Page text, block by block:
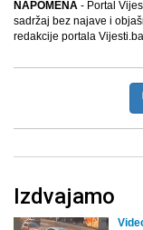
NAPOMENA - Portal
sadržaj bez najave i
redakcije portala
Izdvajamo